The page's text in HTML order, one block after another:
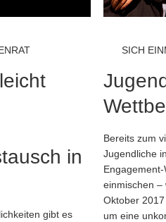
in
gibt es
SICH
Bereits zum
Jugendliche
Engagement-
einmischen –
Oktober
um eine